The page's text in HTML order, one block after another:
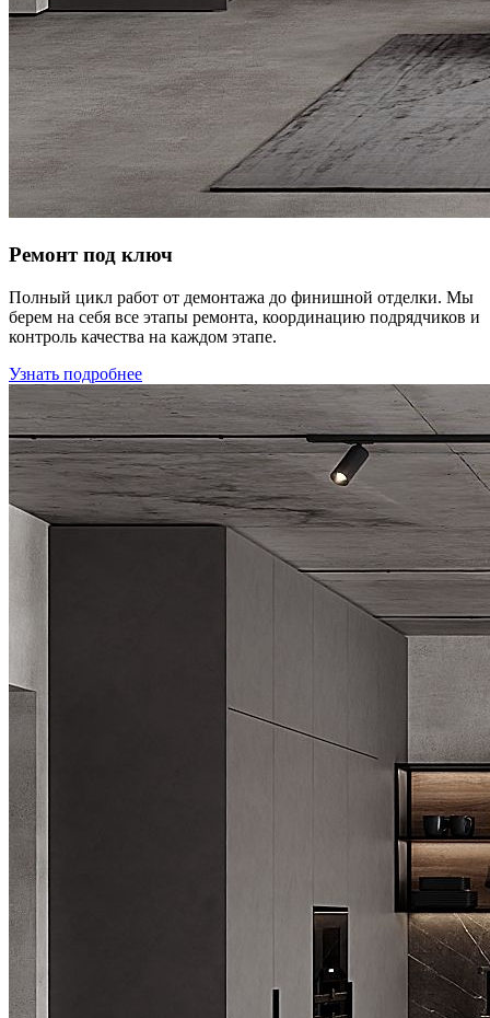
Ремонт под ключ
Полный цикл работ от демонтажа до финишной отделки. Мы
берем на себя все этапы ремонта, координацию подрядчиков и
контроль качества на каждом этапе.
Узнать подробнее